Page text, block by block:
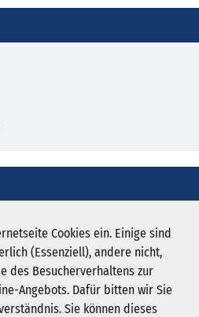
Cookies ein. Einige sind
(Essenziell), andere nicht,
des Besucherverhaltens zur
Angebots. Dafür bitten wir Sie
Sie können dieses
ein-groer-gewinn-1.jpg